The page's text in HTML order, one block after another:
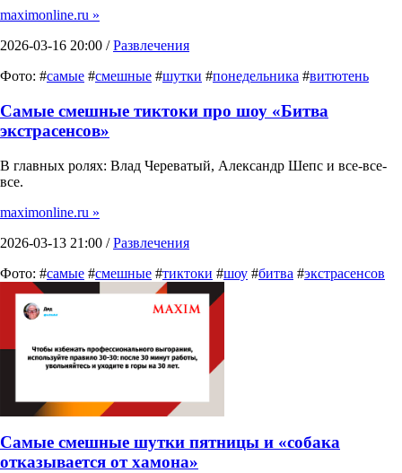
maximonline.ru »
2026-03-16 20:00 /Развлечения
Фото: #самые #смешные #шутки #понедельника #витютень
Самые смешные тиктоки про шоу «Битва
экстрасенсов»
В главных ролях: Влад Череватый, Александр Шепс и все-все-
все.
maximonline.ru »
2026-03-13 21:00 /Развлечения
Фото: #самые #смешные #тиктоки #шоу #битва #экстрасенсов
Самые смешные шутки пятницы и «собака
отказывается от хамона»